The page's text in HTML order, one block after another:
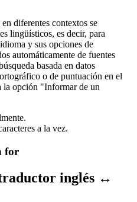
diferentes contextos se
lingüísticos, es decir, para
y sus opciones de
automáticamente de fuentes
basada en datos
o de puntuación en el
la opción "Informar de un
a la vez.
for
inglés ↔